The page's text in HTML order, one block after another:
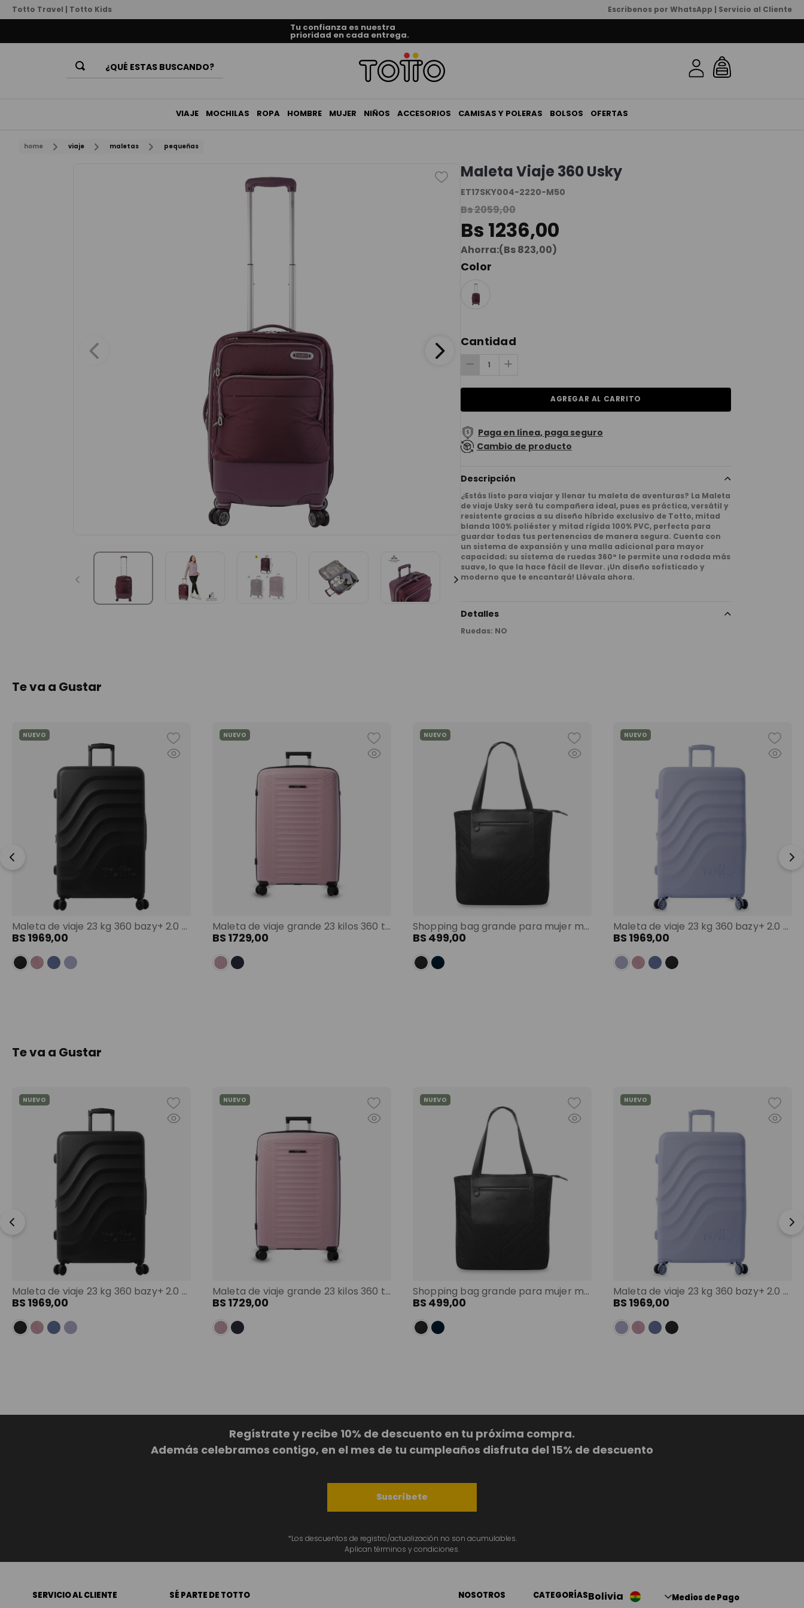
Totto Travel | Totto Kids Escribenos por WhatsApp | Servicio al Cliente
Tu confianza es nuestra
prioridad en cada entrega.
¿QUÉ ESTAS BUSCANDO?
VIAJE MOCHILAS ROPA HOMBRE MUJER NIÑOS ACCESORIOS CAMISAS Y POLERAS BOLSOS OFERTAS
home viaje maletas pequeñas
Maleta Viaje 360 Usky
ET17SKY004-2220-M50
Bs2059,00
Bs 1236,00
Ahorra:(Bs823,00)
Color
Cantidad
AGREGAR AL CARRITO
Paga en línea, paga seguro
Cambio de producto
Descripción
¿Estás listo para viajar y llenar tu maleta de aventuras? La Maleta
de viaje Usky será tu compañera ideal, pues es práctica, versátil y
resistente gracias a su diseño híbrido exclusivo de Totto, mitad
blanda 100% poliéster y mitad rígida 100% PVC, perfecta para
guardar todas tus pertenencias de manera segura. Cuenta con
un sistema de expansión y una malla adicional para mayor
capacidad; su sistema de ruedas 360° le permite una rodada más
suave, lo que la hace fácil de llevar. ¡Un diseño sofisticado y
moderno que te encantará! Llévala ahora.
Detalles
Ruedas: NO
Te va a Gustar
Maleta de viaje 23 kg 360 bazy+ 2.0 bodega negro color: negro
NUEVO
BS 1969,00
Maleta de viaje grande 23 kilos 360 trulli morado color: morado
NUEVO
BS 1729,00
Shopping bag grande para mujer malawi porta pc 13" negro color: negro
NUEVO
BS 499,00
Maleta de viaje 23 kg 360 bazy+ 2.0 bodega morado color: morado
NUEVO
BS 1969,00
Te va a Gustar
Maleta de viaje 23 kg 360 bazy+ 2.0 bodega negro color: negro
NUEVO
BS 1969,00
Maleta de viaje grande 23 kilos 360 trulli morado color: morado
NUEVO
BS 1729,00
Shopping bag grande para mujer malawi porta pc 13" negro color: negro
NUEVO
BS 499,00
Maleta de viaje 23 kg 360 bazy+ 2.0 bodega morado color: morado
NUEVO
BS 1969,00
Regístrate y recibe 10% de descuento en tu próxima compra.
Además celebramos contigo, en el mes de tu cumpleaños disfruta del 15% de descuento
Suscríbete
*Los descuentos de registro/actualización no son acumulables.
Aplican términos y condiciones.
SERVICIO AL CLIENTE SÉ PARTE DE TOTTO NOSOTROS CATEGORÍASBolivia Medios de Pago
3.
lonchera